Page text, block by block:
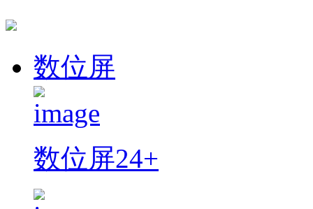
数位屏
数位屏24+